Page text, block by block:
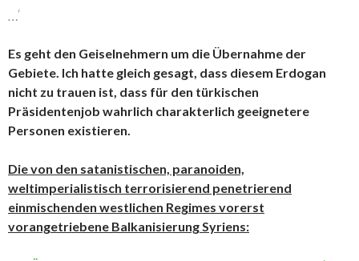
…‘
Es geht den Geiselnehmern um die Übernahme der
Gebiete. Ich hatte gleich gesagt, dass diesem Erdogan
nicht zu trauen ist, dass für den türkischen
Präsidentenjob wahrlich charakterlich geeignetere
Personen existieren.
Die von den satanistischen, paranoiden,
weltimperialistisch terrorisierend penetrierend
einmischenden westlichen Regimes vorerst
vorangetriebene Balkanisierung Syriens: